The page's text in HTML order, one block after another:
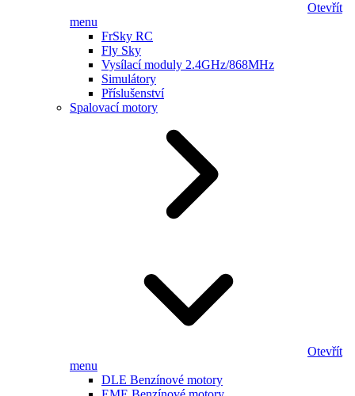
Otevřít
menu
FrSky RC
Fly Sky
Vysílací moduly 2.4GHz/868MHz
Simulátory
Příslušenství
Spalovací motory
Otevřít
menu
DLE Benzínové motory